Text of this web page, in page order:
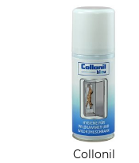
Collonil